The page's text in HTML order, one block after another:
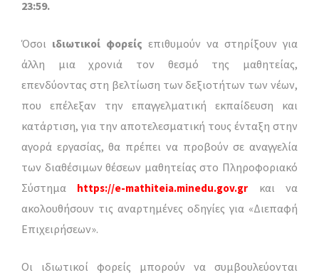
23:59.
Όσοι ιδιωτικοί φορείς επιθυμούν να στηρίξουν για
άλλη μια χρονιά τον θεσμό της μαθητείας,
επενδύοντας στη βελτίωση των δεξιοτήτων των νέων,
που επέλεξαν την επαγγελματική εκπαίδευση και
κατάρτιση, για την αποτελεσματική τους ένταξη στην
αγορά εργασίας, θα πρέπει να προβούν σε αναγγελία
των διαθέσιμων θέσεων μαθητείας στο Πληροφοριακό
Σύστημα https://e-mathiteia.minedu.gov.gr και να
ακολουθήσουν τις αναρτημένες οδηγίες για «Διεπαφή
Επιχειρήσεων».
Οι ιδιωτικοί φορείς μπορούν να συμβουλεύονται